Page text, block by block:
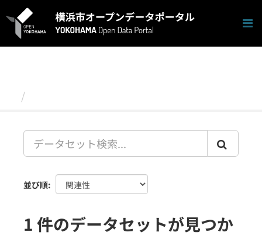
キ
並び順
1 件のデータセットが見つか